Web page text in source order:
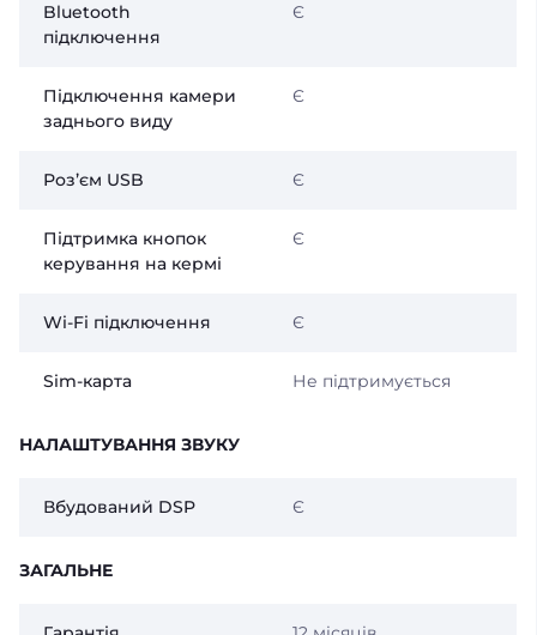
Bluetooth
підключення
Є
Підключення камери
заднього виду
Є
Розʼєм USB Є
Підтримка кнопок
керування на кермі
Є
Wi-Fi підключення Є
Sim-карта Не підтримується
НАЛАШТУВАННЯ ЗВУКУ
Вбудований DSP Є
ЗАГАЛЬНЕ